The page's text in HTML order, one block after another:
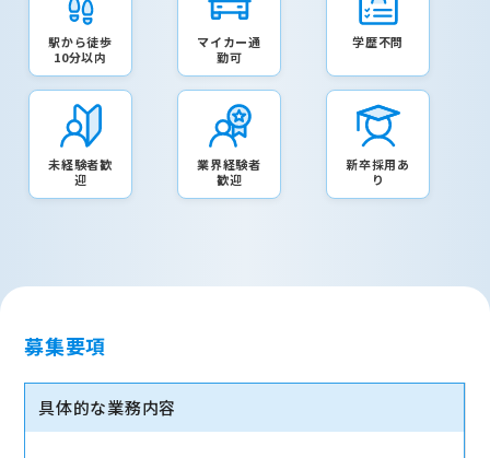
駅から徒歩
10分以内
マイカー通
勤可
学歴不問
未経験者歓
迎
業界経験者
歓迎
新卒採用あ
り
募集要項
具体的な業務内容